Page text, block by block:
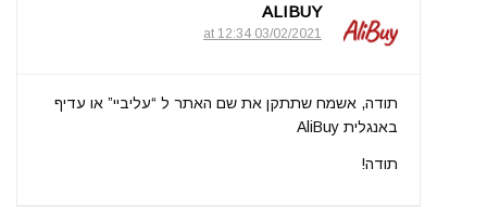
ALIBUY
03/02/2021 at 12:34
תודה, אשמח שתתקן את שם האתר ל “עליביי” או עדיף
באנגלית AliBuy
תודה!